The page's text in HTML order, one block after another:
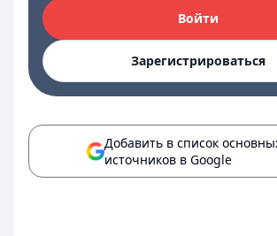
Войти
Зарегистрироваться
Добавить в список
источников в Google